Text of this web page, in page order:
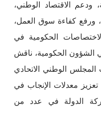
ودعم الاقتصاد الوطني،
ورفع كفاءة سوق العمل،
الحكومية في
الشؤون الحكومية، ناقش
المجلس الوطني الاتحادي
معدلات الإنجاب في
الدولة في عدد من